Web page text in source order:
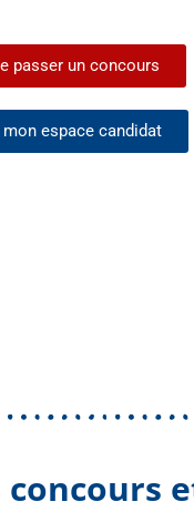
passer un concours
espace candidat